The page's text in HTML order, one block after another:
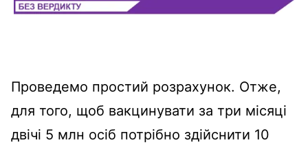
Проведемо простий розрахунок. Отже,
для того, щоб вакцинувати за три місяці
двічі 5 млн осіб потрібно здійснити 10